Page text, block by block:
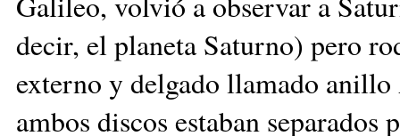
decir, el planeta Saturno) pero
externo y delgado llamado
ambos discos estaban